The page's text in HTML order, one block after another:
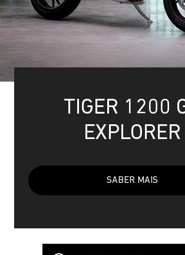
TIGER 1200
EXPLORER
SABER MAIS